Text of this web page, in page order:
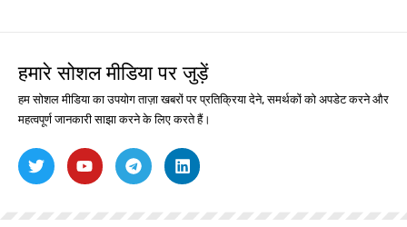
हमारे सोशल मीडिया पर जुड़ें
हम सोशल मीडिया का उपयोग ताज़ा खबरों पर प्रतिक्रिया देने, समर्थकों को अपडेट करने और
महत्वपूर्ण जानकारी साझा करने के लिए करते हैं।